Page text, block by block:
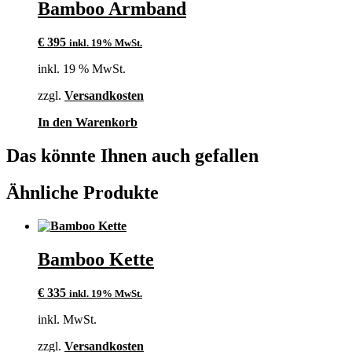
Bamboo Armband
€ 395 inkl. 19% MwSt.
inkl. 19 % MwSt.
zzgl. Versandkosten
In den Warenkorb
Das könnte Ihnen auch gefallen
Ähnliche Produkte
Bamboo Kette
€ 335 inkl. 19% MwSt.
inkl. MwSt.
zzgl. Versandkosten